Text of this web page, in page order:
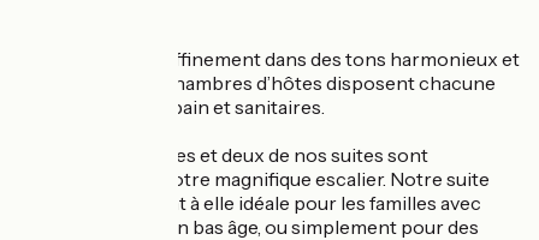
Décorées avec raffinement dans des tons harmonieux et
chaleureux, nos chambres d’hôtes disposent chacune
de leurs salles de bain et sanitaires.
Nos deux chambres et deux de nos suites sont
accessibles par notre magnifique escalier. Notre suite
JARANA, est quant à elle idéale pour les familles avec
bébé ou enfants en bas âge, ou simplement pour des